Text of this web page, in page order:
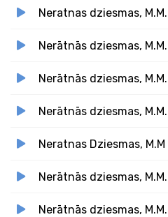
Neratnas dziesmas, M.M.
Nerātnās dziesmas, M.M.
Nerātnās dziesmas, M.M.
Nerātnās dziesmas, M.M.
Neratnas Dziesmas, M.M
Nerātnās dziesmas, M.M.
Nerātnās dziesmas, M.M.